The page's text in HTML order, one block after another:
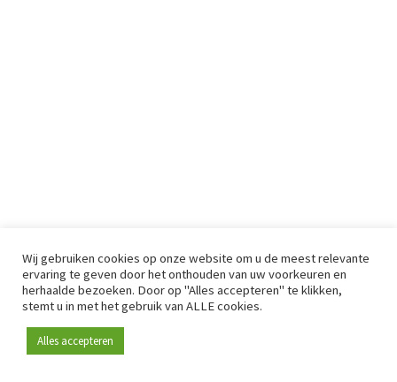
Wij gebruiken cookies op onze website om u de meest relevante
ervaring te geven door het onthouden van uw voorkeuren en
herhaalde bezoeken. Door op "Alles accepteren" te klikken,
stemt u in met het gebruik van ALLE cookies.
Alles accepteren